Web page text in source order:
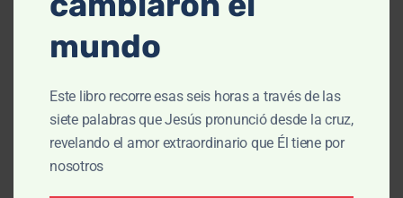
Si el Hijo no fuera Dios, no podríamos conocer al Padre.
estaba con el Padre vino a hablarnos de Él. Eso
convertiría a Jesús en un ángel o un profeta, pero Jesús
dice: «el que me ha visto a Mí, ha visto al Padre» (14:9).
mundo
Este libro recorre esas seis horas a través de las
siete palabras que Jesús pronunció desde la cruz,
revelando el amor extraordinario que Él tiene por
nosotros